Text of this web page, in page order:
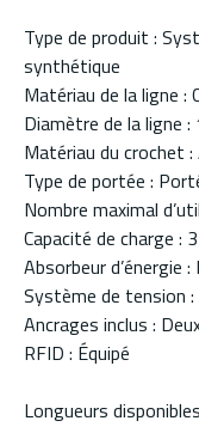
Type de produit :
synthétique
Matériau de la ligne :
Diamètre de la ligne
Matériau du crochet
Type de portée :
Nombre maximal
Capacité de charge :
Absorbeur d’énergie
Système de tension
Ancrages inclus :
RFID : Équipé
Longueurs disponibles